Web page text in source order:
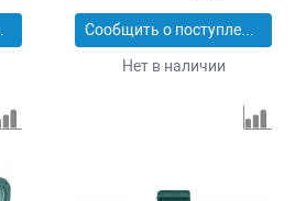
Сообщить о поступлении
Нет в наличии